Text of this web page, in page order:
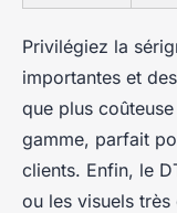
Privilégiez la
importantes et
que plus
gamme, parfait
clients. Enfin, le
ou les visuels très